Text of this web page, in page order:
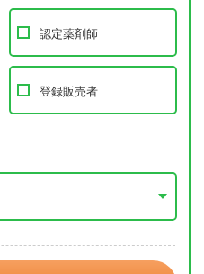
認定薬剤師
登録販売者